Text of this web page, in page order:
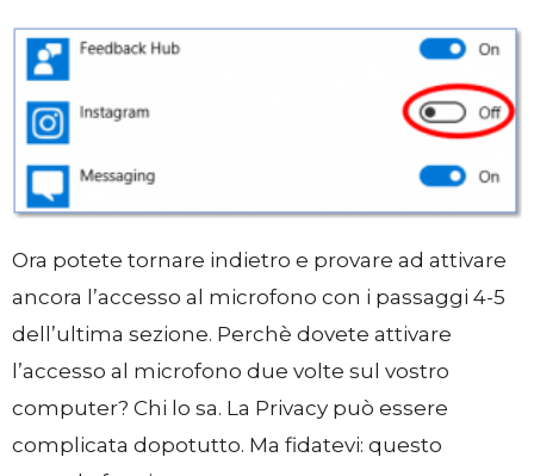
Ora potete tornare indietro e provare ad attivare
ancora l’accesso al microfono con i passaggi 4-5
dell’ultima sezione. Perchè dovete attivare
l’accesso al microfono due volte sul vostro
computer? Chi lo sa. La Privacy può essere
complicata dopotutto. Ma fidatevi: questo